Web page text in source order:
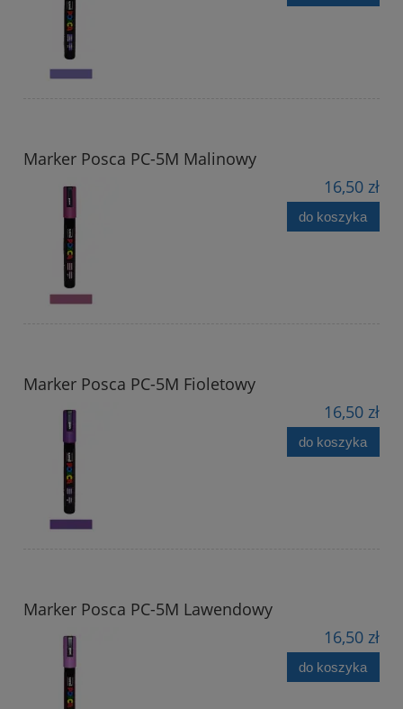
Marker Posca PC-5M Malinowy
16,50 zł
do koszyka
Marker Posca PC-5M Fioletowy
16,50 zł
do koszyka
Marker Posca PC-5M Lawendowy
16,50 zł
do koszyka